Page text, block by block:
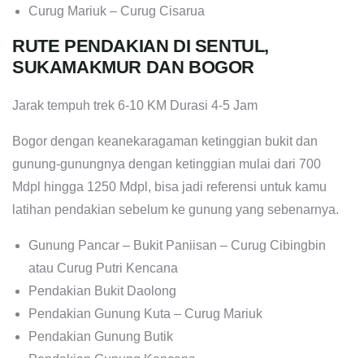
Curug Mariuk – Curug Cisarua
RUTE PENDAKIAN DI SENTUL,
SUKAMAKMUR DAN BOGOR
Jarak tempuh trek 6-10 KM Durasi 4-5 Jam
Bogor dengan keanekaragaman ketinggian bukit dan
gunung-gunungnya dengan ketinggian mulai dari 700
Mdpl hingga 1250 Mdpl, bisa jadi referensi untuk kamu
latihan pendakian sebelum ke gunung yang sebenarnya.
Gunung Pancar – Bukit Paniisan – Curug Cibingbin
atau Curug Putri Kencana
Pendakian Bukit Daolong
Pendakian Gunung Kuta – Curug Mariuk
Pendakian Gunung Butik